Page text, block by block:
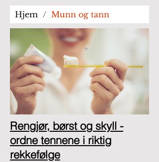
Hjem / Munn og tann
Rengjør, børst og skyll -
ordne tennene i riktig
rekkefølge